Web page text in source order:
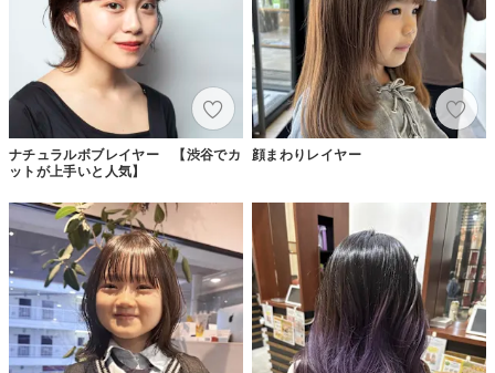
ナチュラルボブレイヤー 【渋谷でカ
ットが上手いと人気】
顔まわりレイヤー